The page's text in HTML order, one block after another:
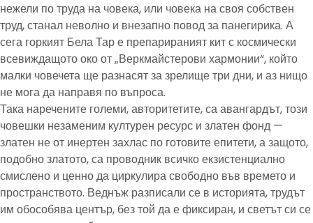
нежели по труда на човека, или човека на своя собствен
труд, станал неволно и внезапно повод за панегирика. А
сега горкият Бела Тар е препарираният кит с космически
всевиждащото око от „Веркмайстерови хармонии“, който
малки човечета ще разнасят за зрелище три дни, и аз нищо
не мога да направя по въпроса.
Така наречените големи, авторитетите, са авангардът, този
човешки незаменим културен ресурс и златен фонд —
златен не от инертен захлас по готовите епитети, а защото,
подобно златото, са проводник всичко екзистенциално
смислено и ценно да циркулира свободно във времето и
пространството. Веднъж разписали се в историята, трудът
им обособява център, без той да е фиксиран, и светът си се